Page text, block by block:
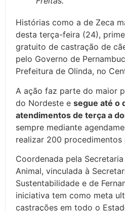
Histórias como a de Zeca
desta terça-feira (24),
gratuito de castração de
pelo Governo de
Prefeitura de Olinda, no
A ação faz parte do maior
do Nordeste e segue até o
atendimentos de terça a
sempre mediante
realizar 200 procedimentos
Coordenada pela
Animal, vinculada à
Sustentabilidade e de
iniciativa tem como meta
castrações em todo o